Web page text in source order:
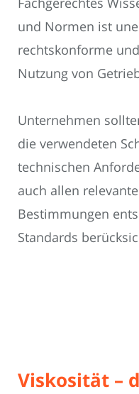
und Normen ist
rechtskonforme
Nutzung von
Unternehmen
die verwendeten
technischen
auch allen
Bestimmungen
Standards
Viskosität –